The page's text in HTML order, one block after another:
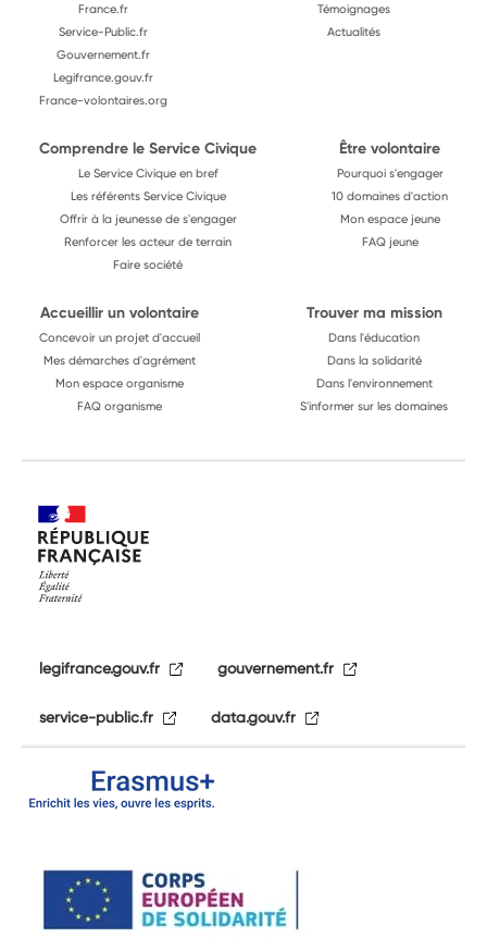
France.fr
Service-Public.fr
Gouvernement.fr
Legifrance.gouv.fr
France-volontaires.org
Témoignages
Actualités
Comprendre le Service Civique
Le Service Civique en bref
Les référents Service Civique
Offrir à la jeunesse de s'engager
Renforcer les acteur de terrain
Faire société
Être volontaire
Pourquoi s'engager
10 domaines d'action
Mon espace jeune
FAQ jeune
Accueillir un volontaire
Concevoir un projet d'accueil
Mes démarches d'agrément
Mon espace organisme
FAQ organisme
Trouver ma mission
Dans l'éducation
Dans la solidarité
Dans l'environnement
S'informer sur les domaines
legifrance.gouv.fr gouvernement.fr
service-public.fr data.gouv.fr